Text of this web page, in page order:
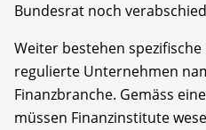
Bundesrat noch
Weiter bestehen
regulierte Unternehmen
Finanzbranche. Gemäss
müssen Finanzinstitute